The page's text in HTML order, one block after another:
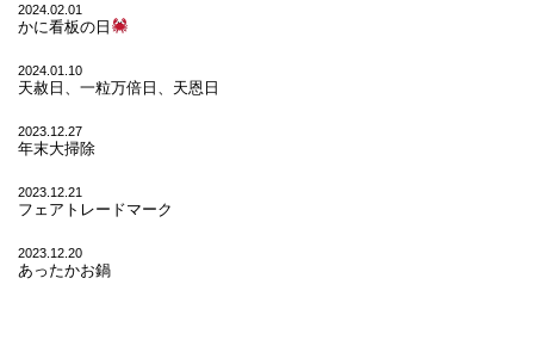
2024.02.01
かに看板の日
2024.01.10
天赦日、一粒万倍日、天恩日
2023.12.27
年末大掃除
2023.12.21
フェアトレードマーク
2023.12.20
あったかお鍋